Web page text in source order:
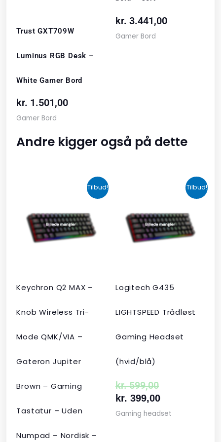
Trust GXT709W
Luminus RGB Desk –
White Gamer Bord
kr. 1.501,00
Gamer Bord
kr. 3.441,00
Gamer Bord
Andre kigger også på dette
Tilbud!
Keychron Q2 MAX –
Knob Wireless Tri-
Mode QMK/VIA –
Gateron Jupiter
Brown – Gaming
Tastatur – Uden
Numpad – Nordisk –
oprindelige
pris
var:
kr. 2.190,00.
Den
aktuelle
pris
er:
kr. 1.465,00.
Tilbud!
Logitech G435
LIGHTSPEED Trådløst
Gaming Headset
(hvid/blå)
kr.599,00
oprindelige
pris
var:
kr. 599,00.
kr. 399,00
aktuelle
pris
er:
kr. 399,00.
Gaming headset